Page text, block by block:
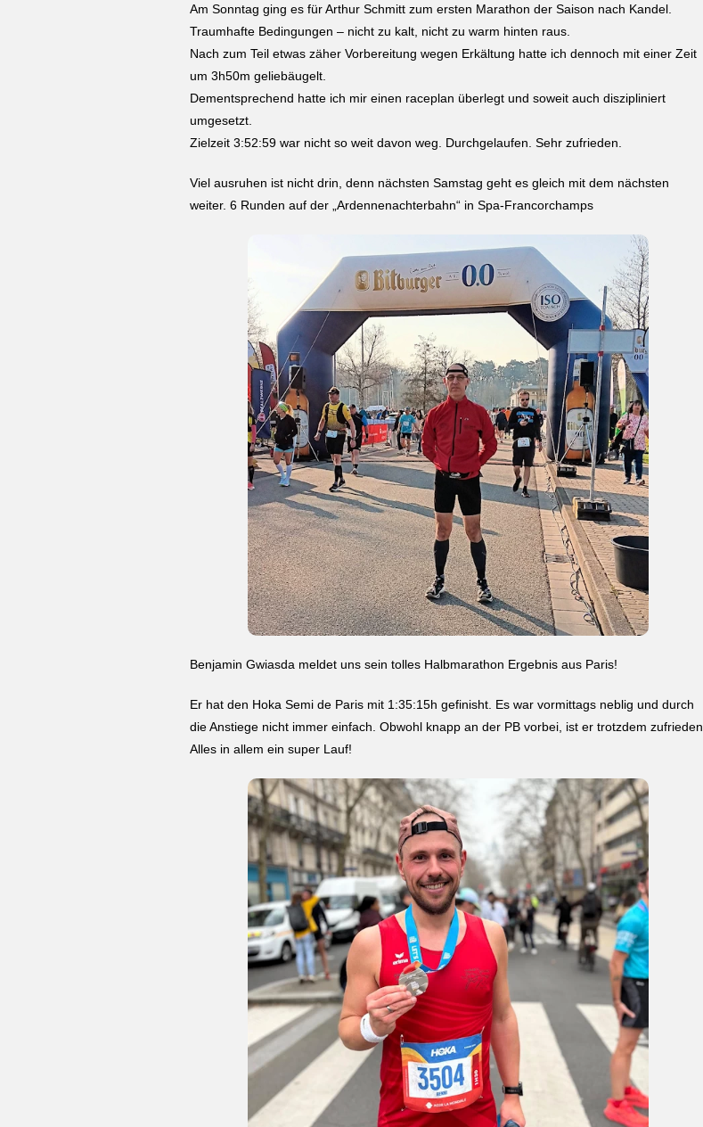
Am Sonntag ging es für Arthur Schmitt zum ersten Marathon der Saison nach Kandel.
Traumhafte Bedingungen – nicht zu kalt, nicht zu warm hinten raus.
Nach zum Teil etwas zäher Vorbereitung wegen Erkältung hatte ich dennoch mit einer Zeit
um 3h50m geliebäugelt.
Dementsprechend hatte ich mir einen raceplan überlegt und soweit auch diszipliniert
umgesetzt.
Zielzeit 3:52:59 war nicht so weit davon weg. Durchgelaufen. Sehr zufrieden.
Viel ausruhen ist nicht drin, denn nächsten Samstag geht es gleich mit dem nächsten
weiter. 6 Runden auf der „Ardennenachterbahn“ in Spa-Francorchamps
Benjamin Gwiasda meldet uns sein tolles Halbmarathon Ergebnis aus Paris!
Er hat den Hoka Semi de Paris mit 1:35:15h gefinisht. Es war vormittags neblig und durch
die Anstiege nicht immer einfach. Obwohl knapp an der PB vorbei, ist er trotzdem zufrieden.
Alles in allem ein super Lauf!